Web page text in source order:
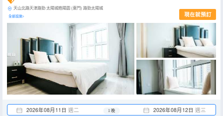
天山北路天津路勁·太陽城皓陽園 (東門) 路勁太陽城
全部設施> 現在就預訂
2026年08月11日 週二 2026年08月12日 週三
1 晚